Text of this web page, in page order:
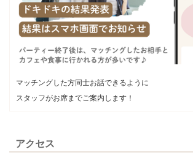
マッチングした方同士お話できるように
スタッフがお席までご案内します！
アクセス